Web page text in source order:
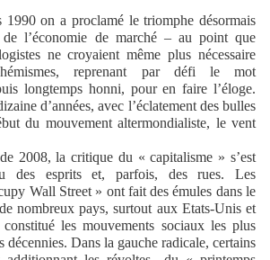
1990 on a proclamé le triomphe désormais
l’économie de marché – au point que
ne croyaient même plus nécessaire
reprenant par défi le mot
longtemps honni, pour en faire l’éloge.
d’années, avec l’éclatement des bulles
du mouvement altermondialiste, le vent
2008, la critique du « capitalisme » s’est
des esprits et, parfois, des rues. Les
Wall Street » ont fait des émules dans le
nombreux pays, surtout aux Etats-Unis et
les mouvements sociaux les plus
décennies. Dans la gauche radicale, certains